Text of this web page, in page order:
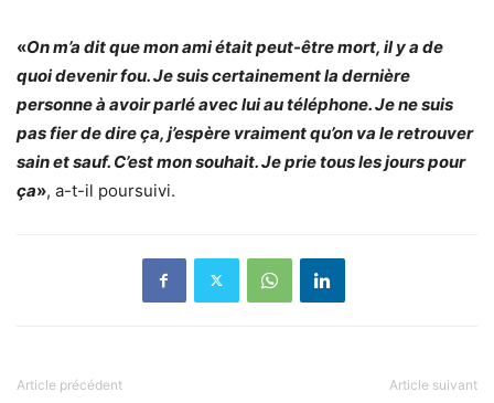
«On m’a dit que mon ami était peut-être mort, il y a de
quoi devenir fou. Je suis certainement la dernière
personne à avoir parlé avec lui au téléphone. Je ne suis
pas fier de dire ça, j’espère vraiment qu’on va le retrouver
sain et sauf. C’est mon souhait. Je prie tous les jours pour
ça», a-t-il poursuivi.
Article précédent Article suivant